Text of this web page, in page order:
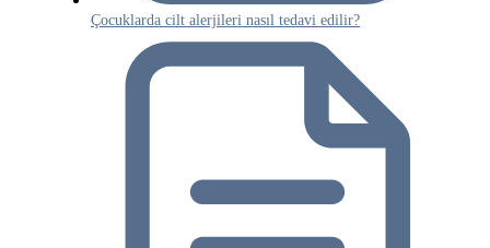
Çocuklarda cilt alerjileri nasıl tedavi edilir?